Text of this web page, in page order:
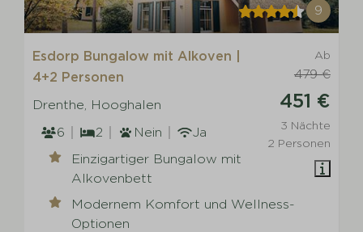
9
Ab
479 €
451 €
3 Nächte
2 Personen
Esdorp Bungalow mit Alkoven |
4+2 Personen
Drenthe, Hooghalen
6
2 Nein
Ja
Einzigartiger Bungalow mit
Alkovenbett
Modernem Komfort und Wellness-
Optionen